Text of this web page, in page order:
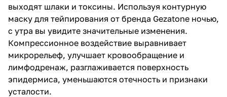
выходят шлаки и токсины. Используя контурную
маску для тейпирования от бренда Gezatone ночью,
с утра вы увидите значительные изменения.
Компрессионное воздействие выравнивает
микрорельеф, улучшает кровообращение и
лимфодренаж, разглаживается поверхность
эпидермиса, уменьшаются отечность и признаки
усталости.